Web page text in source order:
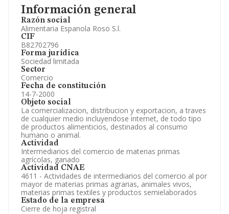
Información general
Razón social
Alimentaria Espanola Roso S.l.
CIF
B82702796
Forma jurídica
Sociedad limitada
Sector
Comercio
Fecha de constitución
14-7-2000
Objeto social
La comercializacion, distribucion y exportacion, a traves
de cualquier medio incluyendose internet, de todo tipo
de productos alimenticios, destinados al consumo
humano o animal.
Actividad
Intermediarios del comercio de materias primas
agrícolas, ganado
Actividad CNAE
4611 - Actividades de intermediarios del comercio al por
mayor de materias primas agrarias, animales vivos,
materias primas textiles y productos semielaborados
Estado de la empresa
Cierre de hoja registral
Información oficial y registral complementaria.